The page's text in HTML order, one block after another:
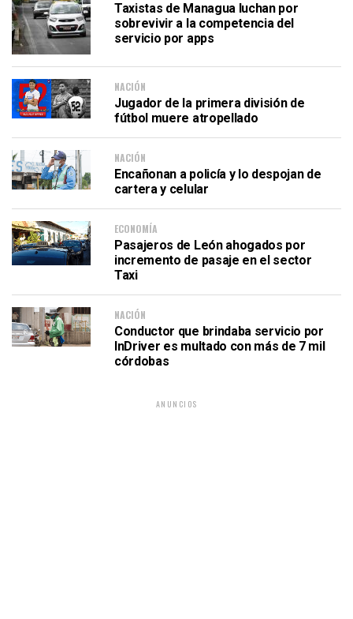
Taxistas de Managua luchan por
sobrevivir a la competencia del
servicio por apps
NACIÓN
Jugador de la primera división de
fútbol muere atropellado
NACIÓN
Encañonan a policía y lo despojan de
cartera y celular
ECONOMÍA
Pasajeros de León ahogados por
incremento de pasaje en el sector
Taxi
NACIÓN
Conductor que brindaba servicio por
InDriver es multado con más de 7 mil
córdobas
ANUNCIOS